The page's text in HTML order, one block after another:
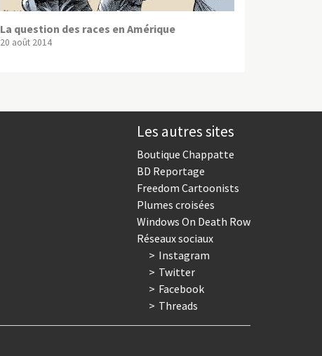
La question des races en Amérique
20 août 2014
Les autres sites
Boutique Chappatte
BD Reportage
Freedom Cartoonists
Plumes croisées
Windows On Death Row
Réseaux sociaux
Instagram
Twitter
Facebook
Threads